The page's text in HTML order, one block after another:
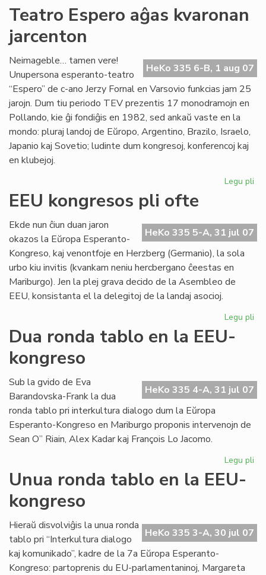
Teatro Espero aĝas kvaronan
jarcenton
HeKo 335 6-B, 1 aug 07
Neimageble… tamen vere!
Unupersona esperanto-teatro
“Espero” de c-ano Jerzy Fornal en Varsovio funkcias jam 25
jarojn. Dum tiu periodo TEV prezentis 17 monodramojn en
Pollando, kie ĝi fondiĝis en 1982, sed ankaŭ vaste en la
mondo: pluraj landoj de Eŭropo, Argentino, Brazilo, Israelo,
Japanio kaj Sovetio; ludinte dum kongresoj, konferencoj kaj
en klubejoj.
Legu pli
EEU kongresos pli ofte
HeKo 335 5-A, 31 jul 07
Ekde nun ĉiun duan jaron
okazos la Eŭropa Esperanto-
Kongreso, kaj venontfoje en Herzberg (Germanio), la sola
urbo kiu invitis (kvankam neniu hercbergano ĉeestas en
Mariburgo). Jen la plej grava decido de la Asembleo de
EEU, konsistanta el la delegitoj de la landaj asocioj.
Legu pli
Dua ronda tablo en la EEU-
kongreso
HeKo 335 4-A, 31 jul 07
Sub la gvido de Eva
Barandovska-Frank la dua
ronda tablo pri interkultura dialogo dum la Eŭropa
Esperanto-Kongreso en Mariburgo proponis intervenojn de
Sean O” Riain, Alex Kadar kaj François Lo Jacomo.
Legu pli
la
Unua ronda tablo en la EEU-
kongreso
HeKo 335 3-A, 30 jul 07
Hieraŭ disvolviĝis la unua ronda
tablo pri “Interkultura dialogo
kaj komunikado”, kadre de la 7a Eŭropa Esperanto-
Kongreso: partoprenis du EU-parlamentaninoj, Margareta